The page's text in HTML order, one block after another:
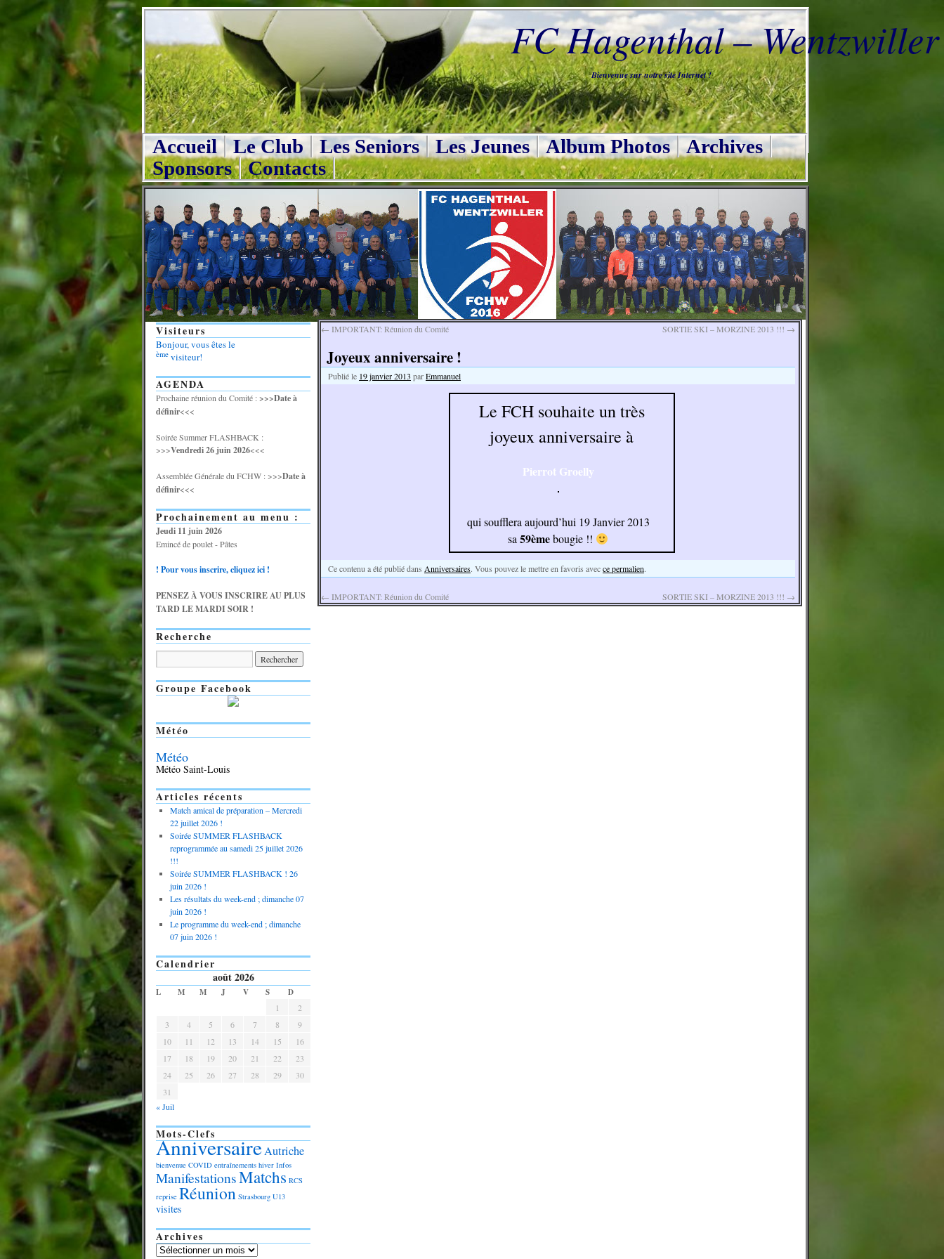
FC Hagenthal – Wentzwiller
Bienvenue sur notre site Internet !
Accueil Le Club Les Seniors Les Jeunes Album Photos
Archives
Sponsors
Contacts
← IMPORTANT: Réunion du Comité SORTIE SKI – MORZINE 2013 !!! →
Joyeux anniversaire !
Publié le 19 janvier 2013 parEmmanuel
Le FCH souhaite un très
joyeux anniversaire à
Pierrot Groelly
qui soufflera aujourd’hui 19 Janvier 2013
sa 59èmebougie !!
Ce contenu a été publié dans Anniversaires. Vous pouvez le mettre en favoris avecce permalien.
← IMPORTANT: Réunion du Comité SORTIE SKI – MORZINE 2013 !!! →
Visiteurs
Bonjour, vous êtes le
ème visiteur!
AGENDA
Prochaine réunion du Comité :>>>Date à
définir<<<
Soirée Summer FLASHBACK :
>>>Vendredi 26 juin 2026<<<
Assemblée Générale du FCHW : >>>Date à
définir<<<
Prochainement au menu :
Jeudi 11 juin 2026
Emincé de poulet - Pâtes
! Pour vous inscrire, cliquez ici !
PENSEZ À VOUS INSCRIRE AU PLUS
TARD LE MARDI SOIR !
Recherche
Groupe Facebook
Météo
Météo
Météo Saint-Louis
Articles récents
Match amical de préparation – Mercredi
22 juillet 2026 !
Soirée SUMMER FLASHBACK
reprogrammée au samedi 25 juillet 2026
!!!
Soirée SUMMER FLASHBACK ! 26
juin 2026 !
Les résultats du week-end ; dimanche 07
juin 2026 !
Le programme du week-end ; dimanche
07 juin 2026 !
Calendrier
août 2026
L M M J V S
D
1
2
3
4 5 6 7 8
9
10
11 12 13 14 15
16
17
18 19 20 21 22
23
24
25 26 27 28 29
30
31
« Juil
Mots-Clefs
AnniversaireAutriche
bienvenue COVID entraînements hiver Infos
ManifestationsMatchs RCS
reprise Réunion Strasbourg U13
visites
Archives